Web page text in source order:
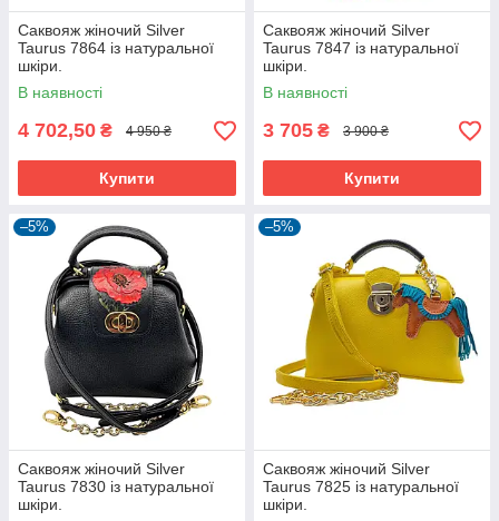
Саквояж жіночий Silver
Taurus 7864 із натуральної
шкіри.
В наявності
4 702,50 ₴ 4 950 ₴
Купити
Саквояж жіночий Silver
Taurus 7847 із натуральної
шкіри.
В наявності
3 705 ₴ 3 900 ₴
Купити
–5%
Саквояж жіночий Silver
Taurus 7830 із натуральної
шкіри.
–5%
Саквояж жіночий Silver
Taurus 7825 із натуральної
шкіри.